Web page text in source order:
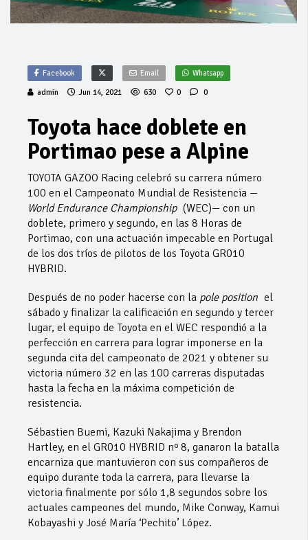
Facebook Email Whatsapp
admin Jun 14, 2021 630 0 0
Toyota hace doblete en
Portimao pese a Alpine
TOYOTA GAZOO Racing celebró su carrera número
100 en el Campeonato Mundial de Resistencia —
World Endurance Championship (WEC)— con un
doblete, primero y segundo, en las 8 Horas de
Portimao, con una actuación impecable en Portugal
de los dos tríos de pilotos de los Toyota GR010
HYBRID.
Después de no poder hacerse con la pole position el
sábado y finalizar la calificación en segundo y tercer
lugar, el equipo de Toyota en el WEC respondió a la
perfección en carrera para lograr imponerse en la
segunda cita del campeonato de 2021 y obtener su
victoria número 32 en las 100 carreras disputadas
hasta la fecha en la máxima competición de
resistencia.
Sébastien Buemi, Kazuki Nakajima y Brendon
Hartley, en el GR010 HYBRID nº 8, ganaron la batalla
encarniza que mantuvieron con sus compañeros de
equipo durante toda la carrera, para llevarse la
victoria finalmente por sólo 1,8 segundos sobre los
actuales campeones del mundo, Mike Conway, Kamui
Kobayashi y José María ‘Pechito’ López.